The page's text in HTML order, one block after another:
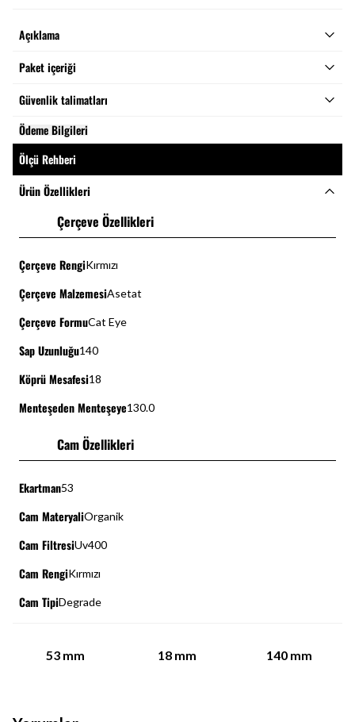
Açıklama
Paket içeriği
Güvenlik talimatları
Ödeme Bilgileri
Ölçü Rehberi
Ürün Özellikleri
Çerçeve Özellikleri
Çerçeve RengiKırmızı
Çerçeve MalzemesiAsetat
Çerçeve FormuCat Eye
Sap Uzunluğu140
Köprü Mesafesi18
Menteşeden Menteşeye130.0
Cam Özellikleri
Ekartman53
Cam MateryaliOrganik
Cam FiltresiUv400
Cam RengiKırmızı
Cam TipiDegrade
53 mm 18 mm 140 mm